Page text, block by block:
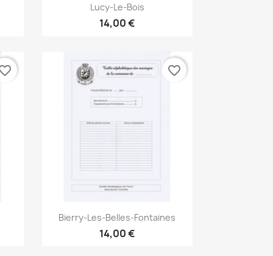
Aperçu rapide
Lucy-Le-Bois
14,00 €
Aperçu rapide
Bierry-Les-Belles-Fontaines
14,00 €
favorite_border